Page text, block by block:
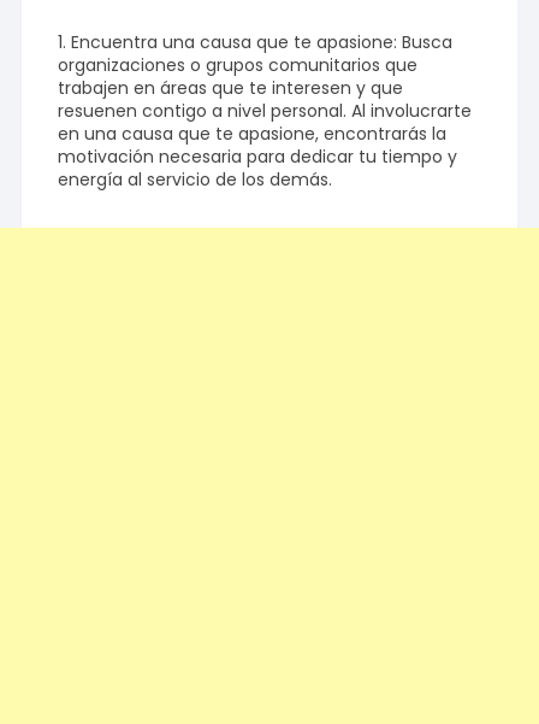
1. Encuentra una causa que te apasione: Busca
organizaciones o grupos comunitarios que
trabajen en áreas que te interesen y que
resuenen contigo a nivel personal. Al involucrarte
en una causa que te apasione, encontrarás la
motivación necesaria para dedicar tu tiempo y
energía al servicio de los demás.